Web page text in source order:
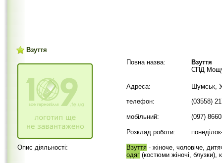
Взуття
Повна назва:
Взуття
СПД
Адреса:
Шумськ,
телефон:
(03558)
мобільний: (097)
Розклад роботи:
Опис діяльності: Взуття - жіноче, чоловіче,
одяг (костюми жіночі, блузки),